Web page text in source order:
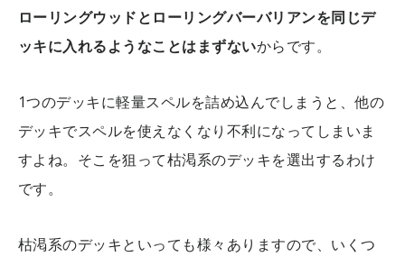
ローリングウッドとローリングバーバリアンを同じデ
ッキに入れるようなことはまずないからです。
1つのデッキに軽量スペルを詰め込んでしまうと、他の
デッキでスペルを使えなくなり不利になってしまいま
すよね。そこを狙って枯渇系のデッキを選出するわけ
です。
枯渇系のデッキといっても様々ありますので、いくつ